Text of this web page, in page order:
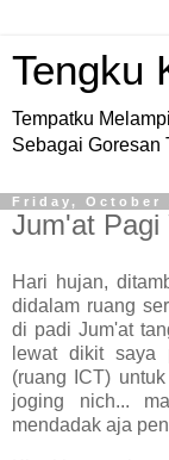
Tengku
Tempatku
Sebagai Goresan
Friday, October
Jum'at Pagi
Hari hujan,
didalam ruang
di padi Jum'at
lewat dikit saya
(ruang ICT)
joging nich...
mendadak aja